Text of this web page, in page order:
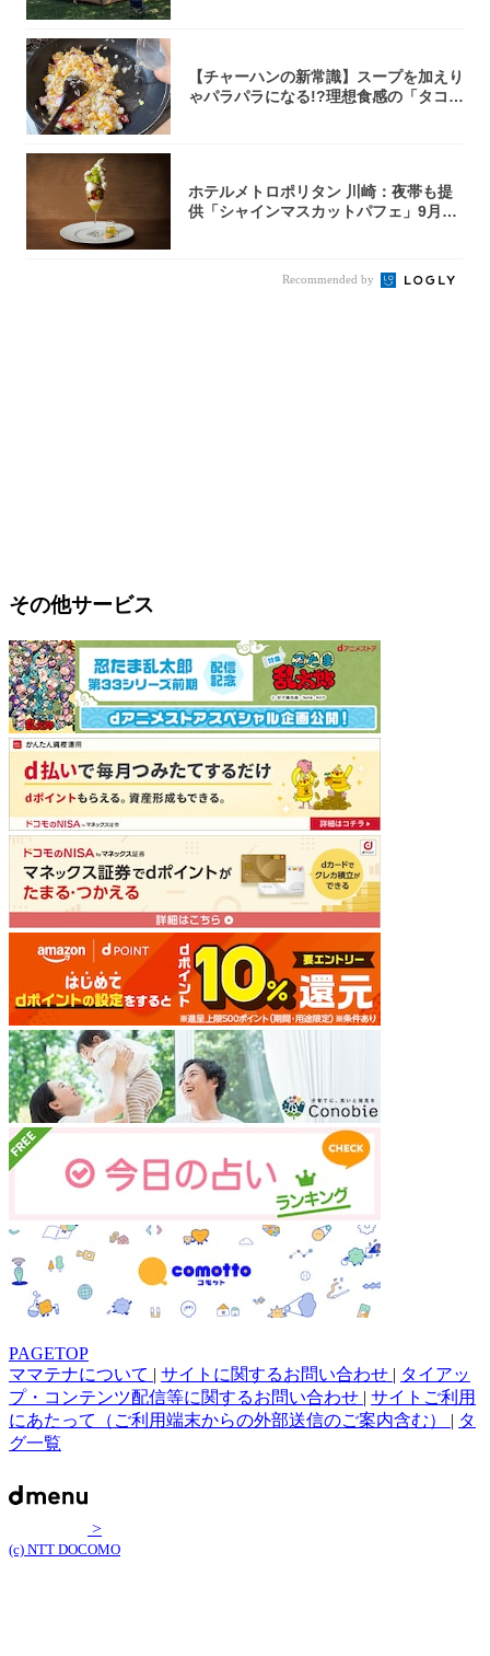
【チャーハンの新常識】スープを加えり
ゃパラパラになる!?理想食感の「タコチ
ホテルメトロポリタン 川崎：夜帯も提
供「シャインマスカットパフェ」9月1
Recommended by
その他サービス
PAGETOP
ママテナについて | サイトに関するお問い合わせ | タイアッ
プ・コンテンツ配信等に関するお問い合わせ | サイトご利用
にあたって（ご利用端末からの外部送信のご案内含む） | タ
グ一覧
>
(c) NTT DOCOMO